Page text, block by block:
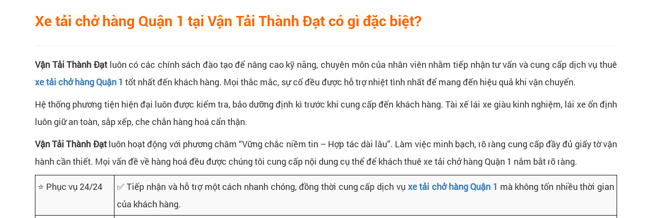
Xe tải chở hàng Quận 1 tại Vận Tải Thành Đạt có gì đặc biệt?
Vận Tải Thành Đạt luôn có các chính sách đào tạo để nâng cao kỹ năng, chuyên môn của nhân viên nhằm tiếp nhận tư vấn và cung cấp dịch vụ thuê
xe tải chở hàng Quận 1 tốt nhất đến khách hàng. Mọi thắc mắc, sự cố đều được hỗ trợ nhiệt tình nhất để mang đến hiệu quả khi vận chuyển.
Hệ thống phương tiện hiện đại luôn được kiểm tra, bảo dưỡng định kì trước khi cung cấp đến khách hàng. Tài xế lái xe giàu kinh nghiệm, lái xe ổn định
luôn giữ an toàn, sắp xếp, che chắn hàng hoá cẩn thận.
Vận Tải Thành Đạtluôn hoạt động với phương châm “Vững chắc niềm tin – Hợp tác dài lâu”. Làm việc minh bạch, rõ ràng cung cấp đầy đủ giấy tờ vận
hành cần thiết. Mọi vấn đề về hàng hoá đều được chúng tôi cung cấp nội dung cụ thể để khách thuê xe tải chở hàng Quận 1 nắm bắt rõ ràng.
⭐ Phục vụ 24/24 ✅ Tiếp nhận và hỗ trợ một cách nhanh chóng, đồng thời cung cấp dịch vụ xe tải chở hàng Quận 1 mà không tốn nhiều thời gian
của khách hàng.